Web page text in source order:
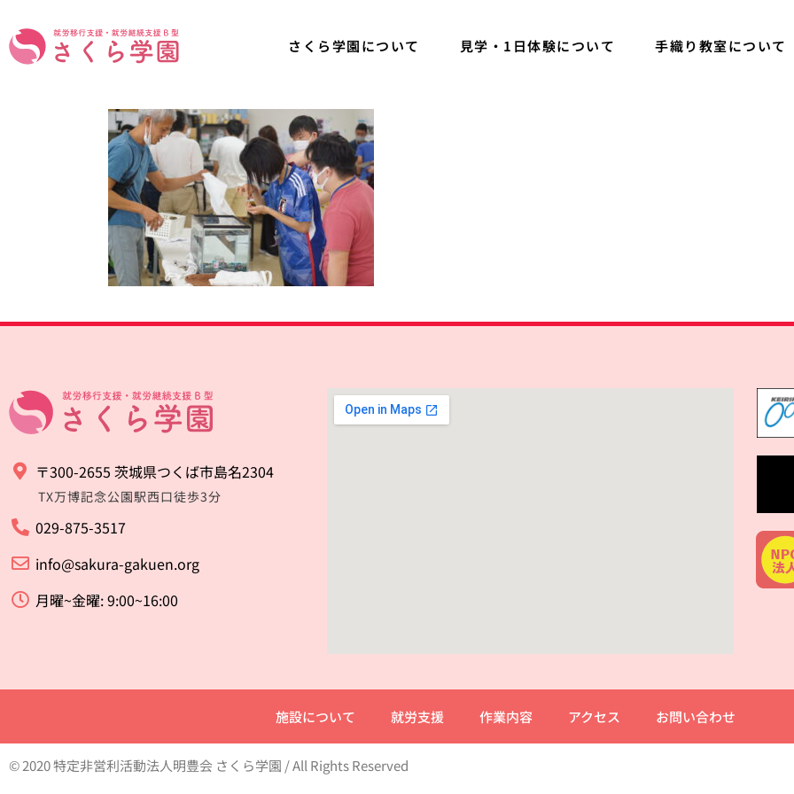
さくら学園について 見学・1日体験について 手織り教室について
〒300-2655 茨城県つくば市島名2304
TX万博記念公園駅西口徒歩3分
029-875-3517
info@sakura-gakuen.org
月曜~金曜: 9:00~16:00
施設について 就労支援 作業内容 アクセス お問い合わせ
© 2020 特定非営利活動法人明豊会 さくら学園 / All Rights Reserved